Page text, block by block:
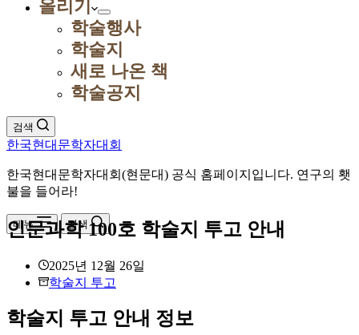
올리기
학술행사
학술지
새로 나온 책
학술공지
검색
한국현대문학자대회
한국현대문학자대회(현문대) 공식 홈페이지입니다. 연구의 횃
불을 들어라!
메뉴 검색
인문과학 100호 학술지 투고 안내
2025년 12월 26일
학술지 투고
학술지 투고 안내 정보